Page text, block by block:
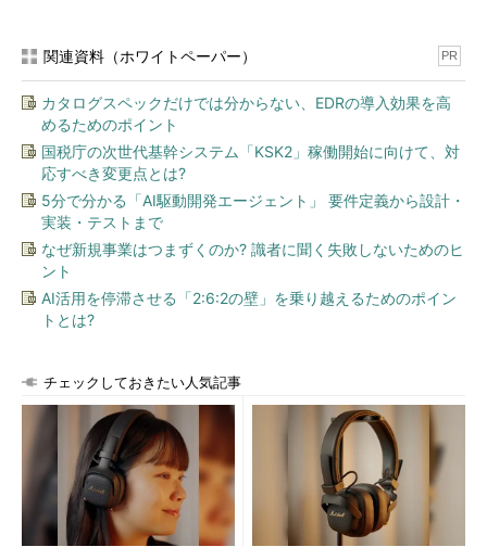
を行って出荷するCTO（Customized-to-Order）方式を採用して
としている。
の選択肢を豊富に用意し、多様な用途やニーズに対応する
目安となる最低価格は、VxRail 60の最小構成（6コアCPU×4、
メモリ64GB、ストレージ3.6TB）の場合、750万円という。ネッ
トワールドの森田氏は、これにvSphereのライセンスとサポート
を含め、思い切った価格で提供すると話した。「ストリートプラ
イスで、5年間の24時間保守付きで1200万円程度」という。
関連資料（ホワイトペーパー） PR
カタログスペックだけでは分からない、EDRの導入効果を高
めるためのポイント
国税庁の次世代基幹システム「KSK2」稼働開始に向けて、対
応すべき変更点とは?
5分で分かる「AI駆動開発エージェント」 要件定義から設計・
実装・テストまで
なぜ新規事業はつまずくのか? 識者に聞く失敗しないためのヒ
ント
AI活用を停滞させる「2:6:2の壁」を乗り越えるためのポイン
トとは?
チェックしておきたい人気記事